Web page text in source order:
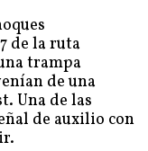
de la ruta
trampa
de una
Una de las
de auxilio con